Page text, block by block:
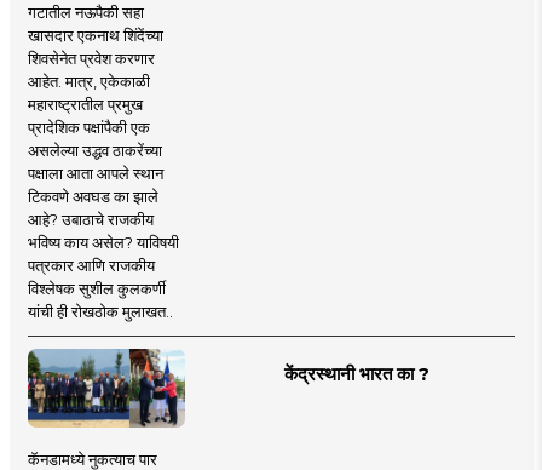
गटातील नऊपैकी सहा
खासदार एकनाथ शिंदेंच्या
शिवसेनेत प्रवेश करणार
आहेत. मात्र, एकेकाळी
महाराष्ट्रातील प्रमुख
प्रादेशिक पक्षांपैकी एक
असलेल्या उद्धव ठाकरेंच्या
पक्षाला आता आपले स्थान
टिकवणे अवघड का झाले
आहे? उबाठाचे राजकीय
भविष्य काय असेल? याविषयी
पत्रकार आणि राजकीय
विश्लेषक सुशील कुलकर्णी
यांची ही रोखठोक मुलाखत..
केंद्रस्थानी भारत का ?
कॅनडामध्ये नुकत्याच पार